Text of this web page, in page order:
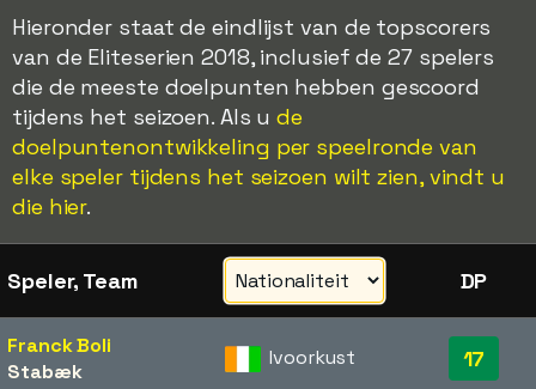
Hieronder staat de eindlijst van de topscorers
van de Eliteserien 2018, inclusief de 27 spelers
die de meeste doelpunten hebben gescoord
tijdens het seizoen. Als ude
doelpuntenontwikkeling per speelronde van
elke speler tijdens het seizoen wilt zien, vindt u
die hier.
Speler, Team DP
Franck Boli
Stabæk
Ivoorkust 17